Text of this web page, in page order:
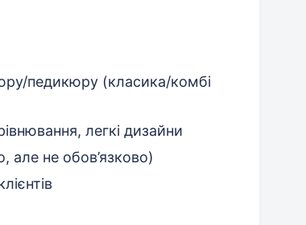
педикюру (класика/комбі
легкі дизайни
не обов’язково)